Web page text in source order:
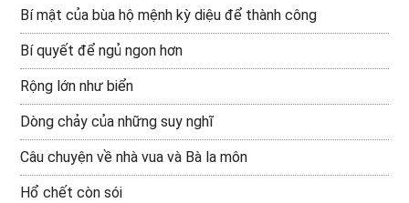
Bí mật của bùa hộ mệnh kỳ diệu để thành công
Bí quyết để ngủ ngon hơn
Rộng lớn như biển
Dòng chảy của những suy nghĩ
Câu chuyện về nhà vua và Bà la môn
Hổ chết còn sói